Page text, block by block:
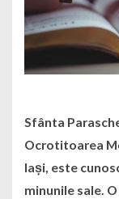
Sfânta
Ocrotitoarea
Iași, este
minunile sale.